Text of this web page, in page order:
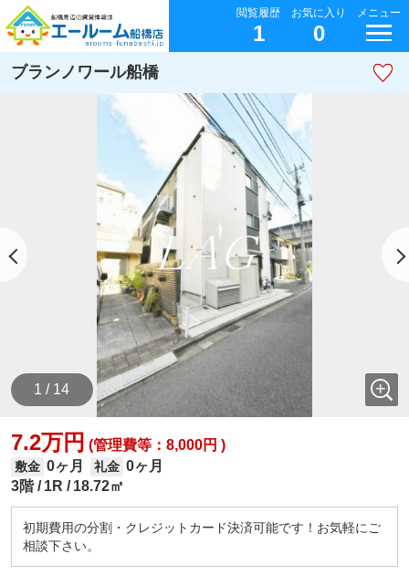
閲覧履歴
1
お気に入り
0
メニュー
ブランノワール船橋
1 / 14
7.2万円 (管理費等：8,000円 )
敷金 0ヶ月 礼金 0ヶ月
3階
1R 18.72㎡
初期費用の分割・クレジットカード決済可能です！お気軽にご
相談下さい。